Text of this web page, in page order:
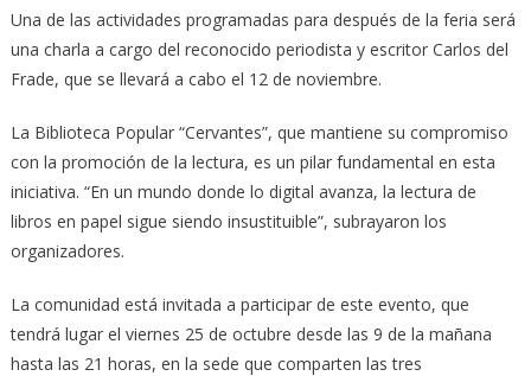
Una de las actividades programadas para después de la feria será
una charla a cargo del reconocido periodista y escritor Carlos del
Frade, que se llevará a cabo el 12 de noviembre.
La Biblioteca Popular “Cervantes”, que mantiene su compromiso
con la promoción de la lectura, es un pilar fundamental en esta
iniciativa. “En un mundo donde lo digital avanza, la lectura de
libros en papel sigue siendo insustituible”, subrayaron los
organizadores.
La comunidad está invitada a participar de este evento, que
tendrá lugar el viernes 25 de octubre desde las 9 de la mañana
hasta las 21 horas, en la sede que comparten las tres